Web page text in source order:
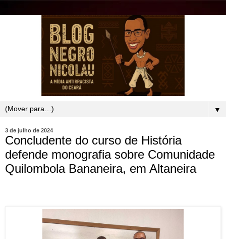
▼
3 de julho de 2024
Concludente do curso de História
defende monografia sobre Comunidade
Quilombola Bananeira, em Altaneira